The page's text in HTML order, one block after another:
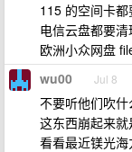
115 的空间卡都
电信云盘都要清
欧洲小众网盘
wu00 Jul 8
不要听他们吹
这东西崩起来
看看最近镁光